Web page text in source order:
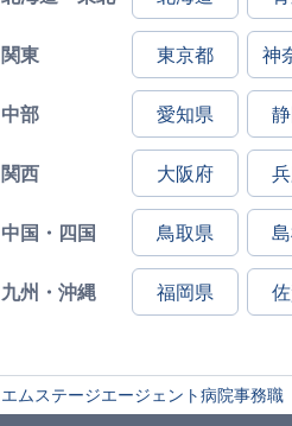
関東 東京都 神
中部 愛知県
関西 大阪府
中国・四国 鳥取県
九州・沖縄 福岡県
エムステージエージェント病院事務職